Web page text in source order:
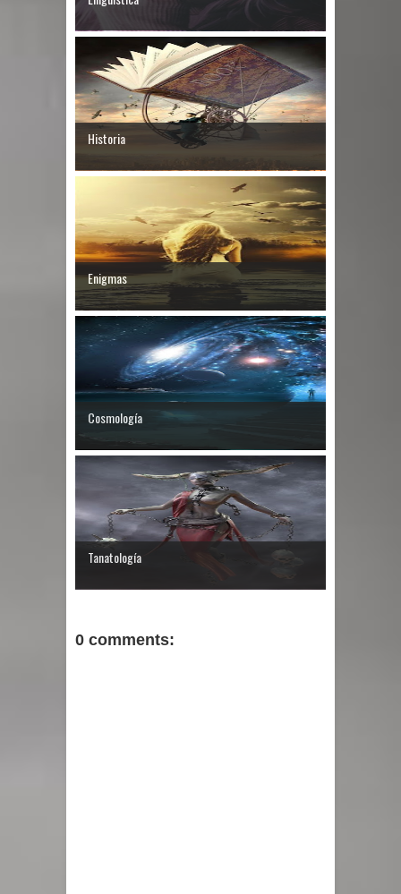
Historia
Enigmas
Cosmología
Tanatología
0 comments: